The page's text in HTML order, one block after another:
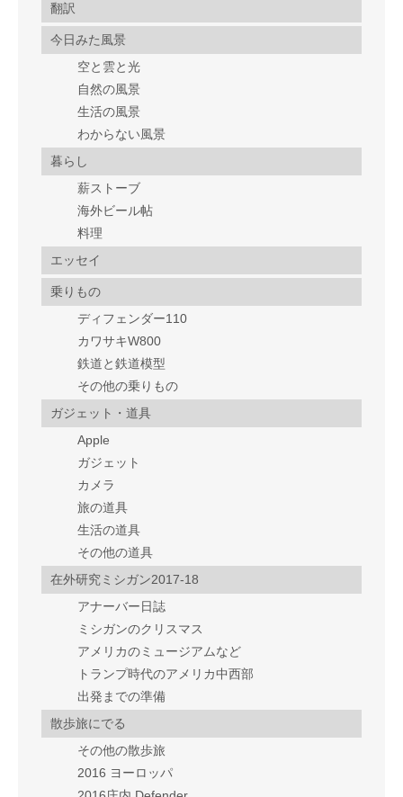
翻訳
今日みた風景
空と雲と光
自然の風景
生活の風景
わからない風景
暮らし
薪ストーブ
海外ビール帖
料理
エッセイ
乗りもの
ディフェンダー110
カワサキW800
鉄道と鉄道模型
その他の乗りもの
ガジェット・道具
Apple
ガジェット
カメラ
旅の道具
生活の道具
その他の道具
在外研究ミシガン2017-18
アナーバー日誌
ミシガンのクリスマス
アメリカのミュージアムなど
トランプ時代のアメリカ中西部
出発までの準備
散歩旅にでる
その他の散歩旅
2016 ヨーロッパ